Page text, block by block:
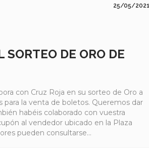
25/05/
SORTEO DE ORO DE
con Cruz Roja en su sorteo de Oro a
para la venta de boletos. Queremos dar
habéis colaborado con vuestra
al vendedor ubicado en la Plaza
pueden consultarse...